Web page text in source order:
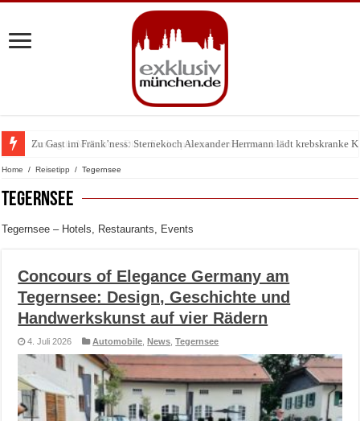
Zu Gast im Fränk’ness: Sternekoch Alexander Herrmann lädt krebskranke
Home / Reisetipp / Tegernsee
Tegernsee
Tegernsee – Hotels, Restaurants, Events
Concours of Elegance Germany am
Tegernsee: Design, Geschichte und
Handwerkskunst auf vier Rädern
4. Juli 2026 Automobile ,News ,Tegernsee